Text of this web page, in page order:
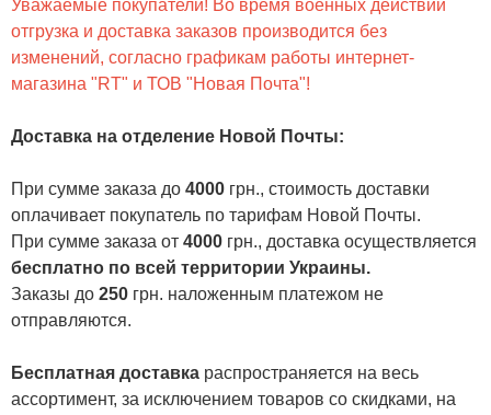
Уважаемые покупатели! Во время военных действий
отгрузка и доставка заказов производится без
изменений, согласно графикам работы интернет-
магазина "RT" и ТОВ "Новая Почта"!
Доставка на отделение Новой Почты:
При сумме заказа до 4000 грн., стоимость доставки
оплачивает покупатель по тарифам Новой Почты.
При сумме заказа от 4000 грн., доставка осуществляется
бесплатно по всей территории Украины.
Заказы до 250 грн. наложенным платежом не
отправляются.
Бесплатная доставка распространяется на весь
ассортимент, за исключением товаров со скидками, на